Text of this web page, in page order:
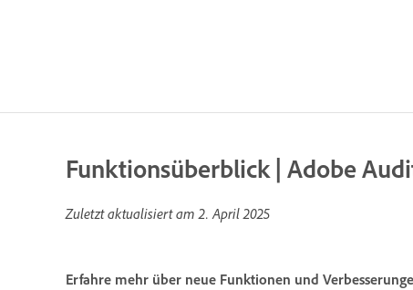
Funktionsüberblick | Adobe
Zuletzt aktualisiert am2. April 2025
Erfahre mehr über neue Funktionen und